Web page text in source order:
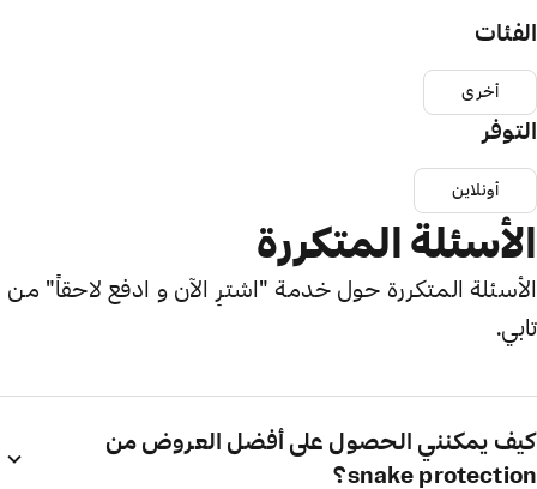
الفئات
أخرى
التوفر
أونلاين
الأسئلة المتكررة
الأسئلة المتكررة حول خدمة "اشترِ الآن و ادفع لاحقاً" من
تابي.
كيف يمكنني الحصول على أفضل العروض من
snake protection؟